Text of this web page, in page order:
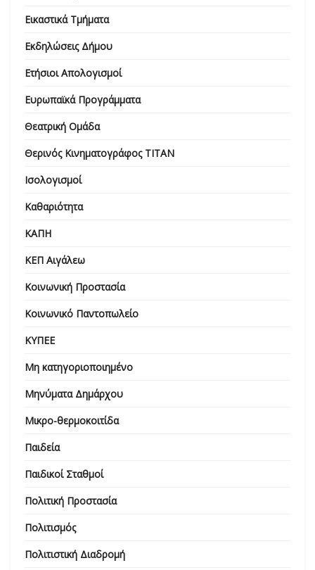
Εικαστικά Τμήματα
Εκδηλώσεις Δήμου
Ετήσιοι Απολογισμοί
Ευρωπαϊκά Προγράμματα
Θεατρική Ομάδα
Θερινός Κινηματογράφος ΤΙΤΑΝ
Ισολογισμοί
Καθαριότητα
ΚΑΠΗ
ΚΕΠ Αιγάλεω
Κοινωνική Προστασία
Κοινωνικό Παντοπωλείο
ΚΥΠΕΕ
Μη κατηγοριοποιημένο
Μηνύματα Δημάρχου
Μικρο-θερμοκοιτίδα
Παιδεία
Παιδικοί Σταθμοί
Πολιτική Προστασία
Πολιτισμός
Πολιτιστική Διαδρομή